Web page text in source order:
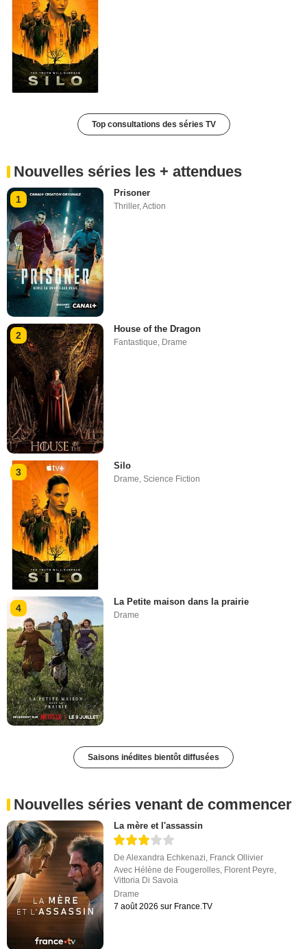
Top consultations des séries TV
Nouvelles séries les + attendues
1
Prisoner
Thriller,Action
2
House of the Dragon
Fantastique, Drame
3
Silo
Drame ,Science Fiction
4
La Petite maison dans la prairie
Drame
Saisons inédites bientôt diffusées
Nouvelles séries venant de commencer
La mère et l'assassin
DeAlexandra Echkenazi, Franck Ollivier
Avec Hélène de Fougerolles, Florent Peyre,
Vittoria Di Savoia
Drame
7 août 2026 sur France.TV